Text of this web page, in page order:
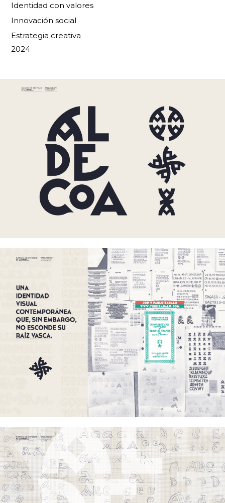
Identidad con valores
Innovación social
Estrategia creativa
2024